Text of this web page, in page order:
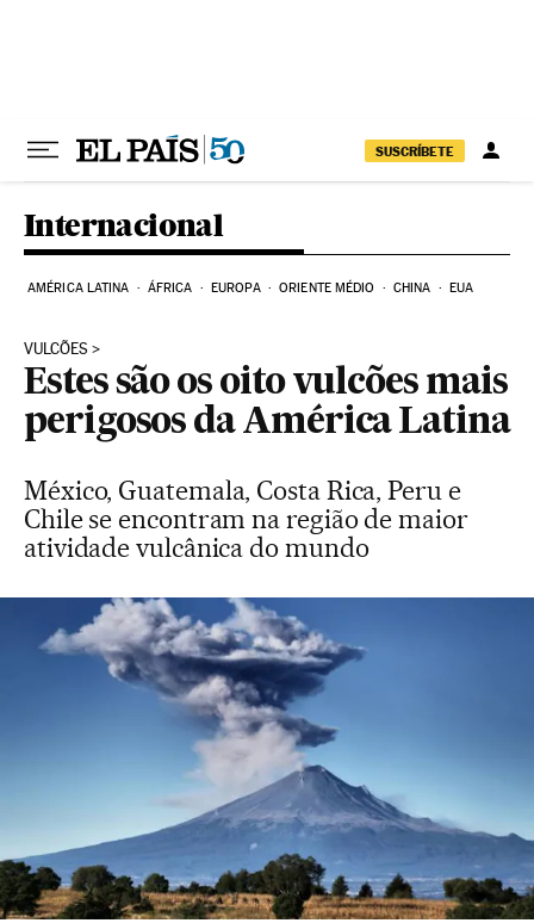
SUSCRÍBETE
Internacional
AMÉRICA LATINA ÁFRICA EUROPA ORIENTE MÉDIO CHINA EUA
VULCÕES
Estes são os oito vulcões mais
perigosos da América Latina
México, Guatemala, Costa Rica, Peru e
Chile se encontram na região de maior
atividade vulcânica do mundo